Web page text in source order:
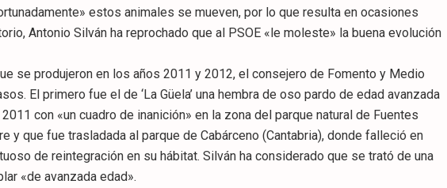
estos animales se mueven, por lo que resulta en ocasiones
Antonio Silván ha reprochado que al PSOE «le moleste» la buena evolución
se produjeron en los años 2011 y 2012, el consejero de Fomento y Medio
El primero fue el de ‘La Güela’ una hembra de oso pardo de edad avanzada
con «un cuadro de inanición» en la zona del parque natural de Fuentes
y que fue trasladada al parque de Cabárceno (Cantabria), donde falleció en
de reintegración en su hábitat. Silván ha considerado que se trató de una
«de avanzada edad».